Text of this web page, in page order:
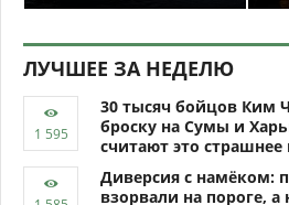
ЛУЧШЕЕ ЗА НЕДЕЛЮ
30 тысяч бойцов Ким
броску на Сумы и
считают это
Диверсия с намёком:
взорвали на пороге, а